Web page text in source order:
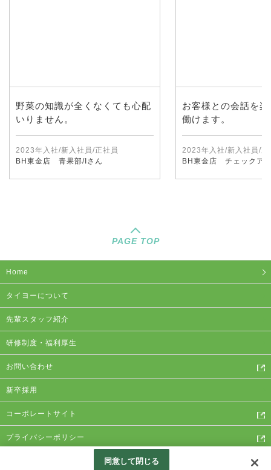
野菜の知識が全くなくても心配
いりません。
2023年入社/新入社員/正社員
BH東金店 青果部/Iさん
お客様との会話を
働けます。
2023年入社/新入社員/正
BH東金店 チェックア
PAGE TOP
Home
タイヨーについて
先輩スタッフ紹介
研修制度・福利厚生
お問い合わせ
新卒採用
コーポレートサイト
プライバシーポリシー
Copyright © Taiyo Co.,Ltd. ALL RIGHTS RESERVED.
同意して閉じる